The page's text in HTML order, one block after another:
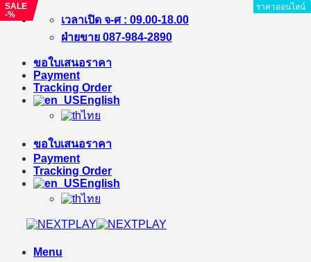
Skip
เวลาเปิด จ-ศ : 09.00-18.00
ฝ่ายขาย 087-984-2890
ขอใบเสนอราคา
Payment
Tracking Order
English
ไทย
ขอใบเสนอราคา
Payment
Tracking Order
English
ไทย
Menu
ราคาออนไลน์
ราคาออนไลน์
ราคาออนไลน์
ราคาออนไลน์
SALE
-%
ราคาออนไลน์
SALE
-%
ราคาออนไลน์
ราคาออนไลน์
ราคาออนไลน์
SALE
-%